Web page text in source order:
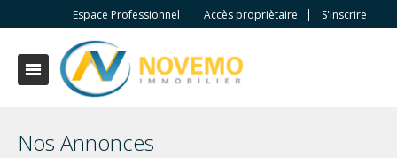
Espace Professionnel Accès propriètaire S'inscrire
Nos Annonces